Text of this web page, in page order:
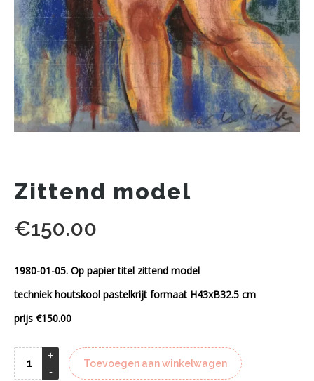
Zittend model
€150.00
1980-01-05. Op papier titel zittend model
techniek houtskool pastelkrijt formaat H43xB32.5 cm
prijs €150.00
Toevoegen aan winkelwagen